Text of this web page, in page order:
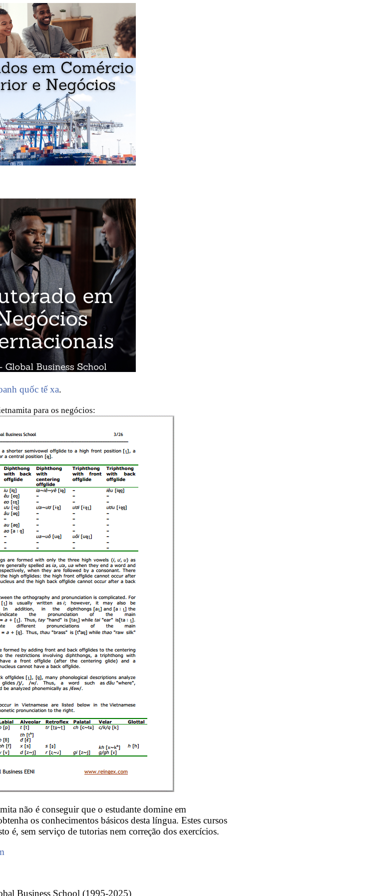
quốc tế xa.
para os negócios:
não é conseguir que o estudante domine em
os conhecimentos básicos desta língua. Estes cursos
é, sem serviço de tutorias nem correção dos exercícios.
Business School (1995-2025)